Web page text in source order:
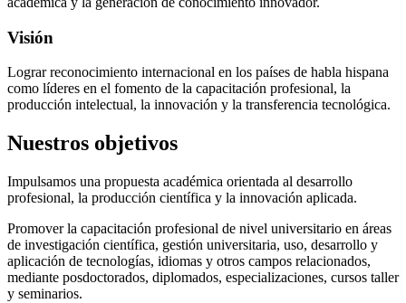
Visión
Lograr reconocimiento internacional en los países de habla hispana
como líderes en el fomento de la capacitación profesional, la
producción intelectual, la innovación y la transferencia tecnológica.
Nuestros objetivos
Impulsamos una propuesta académica orientada al desarrollo
profesional, la producción científica y la innovación aplicada.
Promover la capacitación profesional de nivel universitario en áreas
de investigación científica, gestión universitaria, uso, desarrollo y
aplicación de tecnologías, idiomas y otros campos relacionados,
mediante posdoctorados, diplomados, especializaciones, cursos taller
y seminarios.